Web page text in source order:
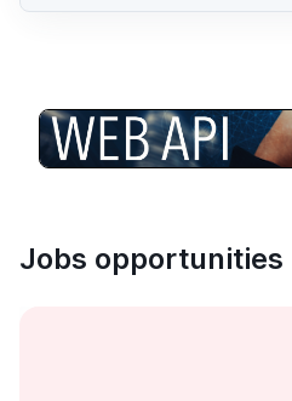
Jobs opportunities